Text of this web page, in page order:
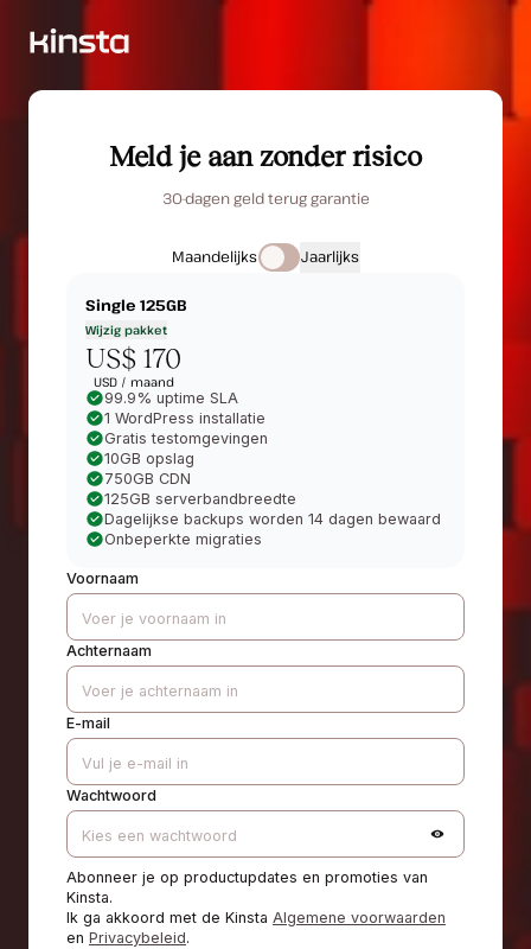
Meld je aan zonder risico
30-dagen geld terug garantie
Maandelijks Jaarlijks
Single 125GB
Wijzig pakket
US$ 170
USD / maand
99.9% uptime SLA
1 WordPress installatie
Gratis testomgevingen
10GB opslag
750GB CDN
125GB serverbandbreedte
Dagelijkse backups worden 14 dagen bewaard
Onbeperkte migraties
Voornaam
Achternaam
E-mail
Wachtwoord
Abonneer je op productupdates en promoties van
Kinsta.
Ik ga akkoord met de Kinsta Algemene voorwaarden
en Privacybeleid.